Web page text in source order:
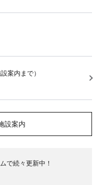
案内まで）
設案内
で続々更新中！